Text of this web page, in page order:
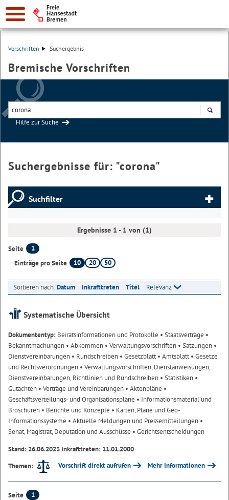
Vorschriften Suchergebnis
Bremische Vorschriften
Hilfe zur Suche
Suchergebnisse für: "corona"
Suchfilter
Ergebnisse 1 - 1 von (1)
Seite
1
Einträge pro Seite
10 20 50
Sortieren nach:Datum Inkrafttreten Titel Relevanz
Systematische Übersicht
Dokumententyp: Beiratsinformationen und Protokolle • Staatsverträge •
Bekanntmachungen • Abkommen • Verwaltungsvorschriften • Satzungen •
Dienstvereinbarungen • Rundschreiben • Gesetzblatt• Amtsblatt• Gesetze
und Rechtsverordnungen • Verwaltungsvorschriften, Dienstanweisungen,
Dienstvereinbarungen, Richtlinien und Rundschreiben • Statistiken •
Gutachten • Verträge und Vereinbarungen • Aktenpläne •
Geschäftsverteilungs- und Organisationspläne • Informationsmaterial und
Broschüren • Berichte und Konzepte • Karten, Pläne und Geo-
Informationssysteme • Aktuelle Meldungen und Pressemitteilungen •
Senat, Magistrat, Deputation und Ausschüsse • Gerichtsentscheidungen
Stand: 26.06.2023 Inkrafttreten: 11.01.2000
Themen:
Vorschrift direkt aufrufen Mehr Informationen
Seite
1